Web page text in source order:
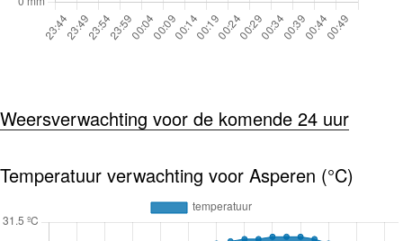
Weersverwachting voor de komende 24 uur
Temperatuur verwachting voor Asperen (°C)